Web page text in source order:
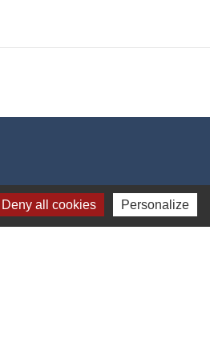
Deny all cookies Personalize